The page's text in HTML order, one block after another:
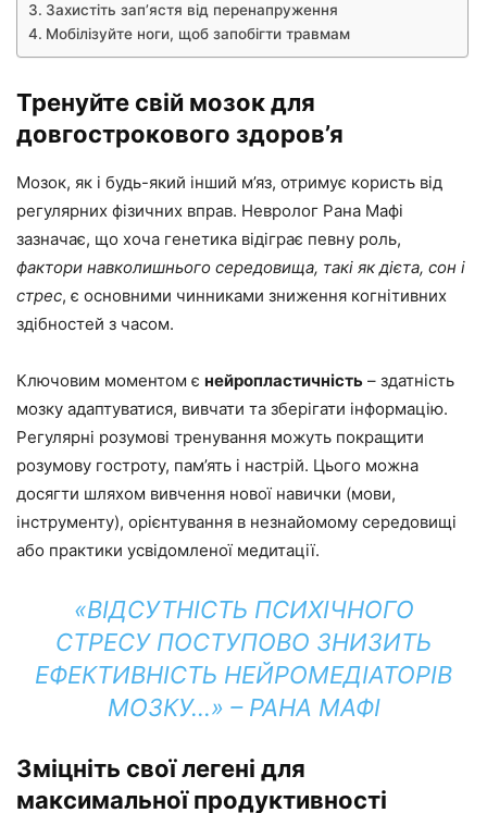
Захистіть зап’ястя від перенапруження
Мобілізуйте ноги, щоб запобігти травмам
Тренуйте свій мозок для
довгострокового здоров’я
Мозок, як і будь-який інший м’яз, отримує користь від
регулярних фізичних вправ. Невролог Рана Мафі
зазначає, що хоча генетика відіграє певну роль,
фактори навколишнього середовища, такі як дієта, сон і
стрес, є основними чинниками зниження когнітивних
здібностей з часом.
Ключовим моментом є нейропластичність – здатність
мозку адаптуватися, вивчати та зберігати інформацію.
Регулярні розумові тренування можуть покращити
розумову гостроту, пам’ять і настрій. Цього можна
досягти шляхом вивчення нової навички (мови,
інструменту), орієнтування в незнайомому середовищі
або практики усвідомленої медитації.
«ВІДСУТНІСТЬ ПСИХІЧНОГО
СТРЕСУ ПОСТУПОВО ЗНИЗИТЬ
ЕФЕКТИВНІСТЬ НЕЙРОМЕДІАТОРІВ
МОЗКУ…» – РАНА МАФІ
Зміцніть свої легені для
максимальної продуктивності